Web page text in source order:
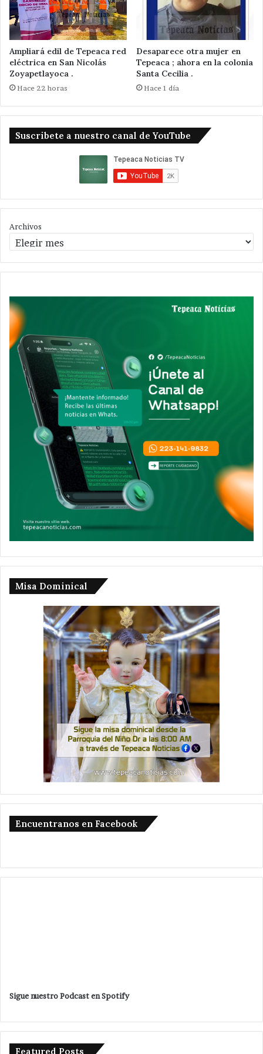
Ampliará edil de Tepeaca red
eléctrica en San Nicolás
Zoyapetlayoca .
Hace 22 horas
Desaparece otra mujer en
Tepeaca ; ahora en la colonia
Santa Cecilia .
Hace 1 día
Suscribete a nuestro canal de YouTube
Archivos
Misa Dominical
Encuentranos en Facebook
Sigue nuestro Podcast en Spotify
Featured Posts